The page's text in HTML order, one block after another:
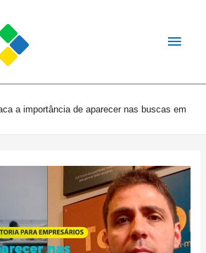
a importância de aparecer nas buscas em